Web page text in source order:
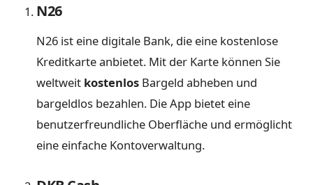
N26
N26 ist eine digitale Bank, die eine kostenlose
Kreditkarte anbietet. Mit der Karte können Sie
weltweit kostenlos Bargeld abheben und
bargeldlos bezahlen. Die App bietet eine
benutzerfreundliche Oberfläche und ermöglicht
eine einfache Kontoverwaltung.